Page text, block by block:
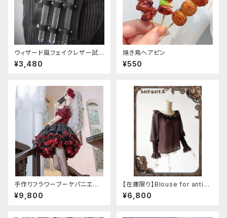
ウィザード風フェイクレザー試
験管ホルダー
¥3,480
焼き鳥ヘアピン
¥550
手作りフラワーブーケパニエ
（❁⃘5色展開❁⃘）
¥9,800
【在庫限り】Blouse for antiqu
e automaton
¥6,800